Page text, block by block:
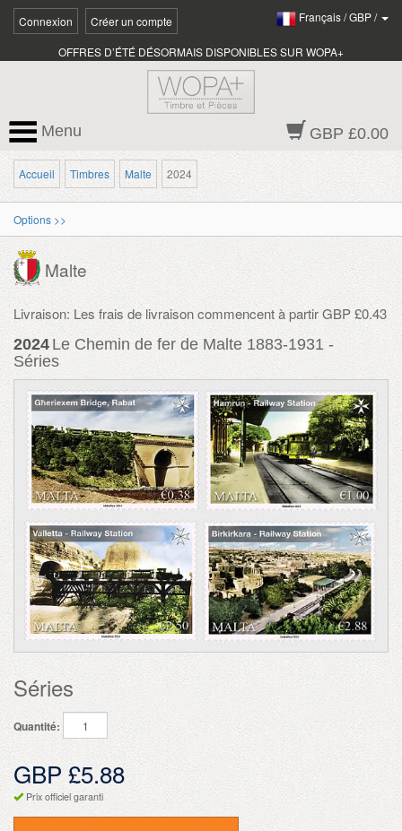
Connexion Créer un compte Français/GBP/
OFFRES D’ÉTÉ DÉSORMAIS DISPONIBLES SUR WOPA+
GBP £0.00
Menu
Accueil Timbres Malte 2024
Options >>
Malte
Livraison: Les frais de livraison commencent à partir GBP £0.43
2024 Le Chemin de fer de Malte 1883-1931 -
Séries
Séries
Quantité:
GBP £5.88
Prix officiel garanti